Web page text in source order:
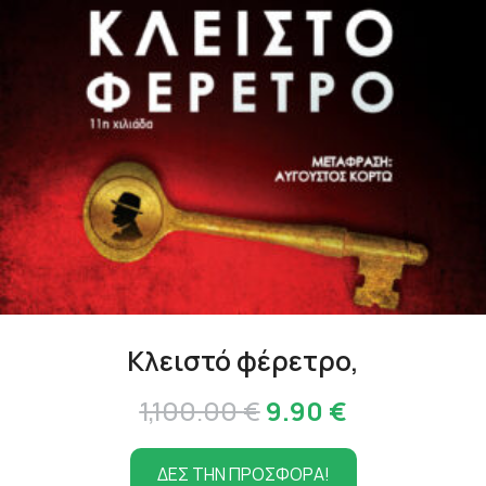
Κλειστό φέρετρο,
1,100.00€Original
price
9.90 €Η
τρέχουσα
ΔΕΣ ΤΗΝ ΠΡΟΣΦΟΡΑ!